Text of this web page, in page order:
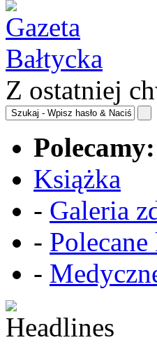
Z ostatniej
Polecamy:
Książka
- Galeria
-
-